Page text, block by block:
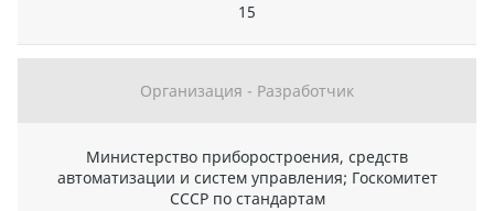
15
Организация - Разработчик
Министерство приборостроения, средств
автоматизации и систем управления; Госкомитет
СССР по стандартам